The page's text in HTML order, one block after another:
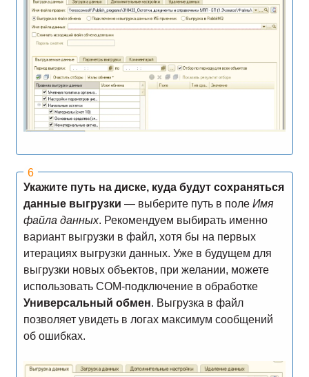
Укажите путь на диске, куда будут сохраняться
данные выгрузки — выберите путь в поле Имя
файла данных. Рекомендуем выбирать именно
вариант выгрузки в файл, хотя бы на первых
итерациях выгрузки данных. Уже в будущем для
выгрузки новых объектов, при желании, можете
использовать СОМ-подключение в обработке
Универсальный обмен. Выгрузка в файл
позволяет увидеть в логах максимум сообщений
об ошибках.